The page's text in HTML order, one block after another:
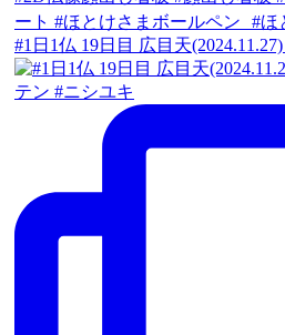
#1日1仏 19日目 広目天(2024.11.27)